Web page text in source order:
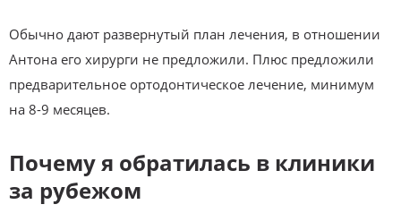
Обычно дают развернутый план лечения, в отношении
Антона его хирурги не предложили. Плюс предложили
предварительное ортодонтическое лечение, минимум
на 8-9 месяцев.
Почему я обратилась в клиники
за рубежом